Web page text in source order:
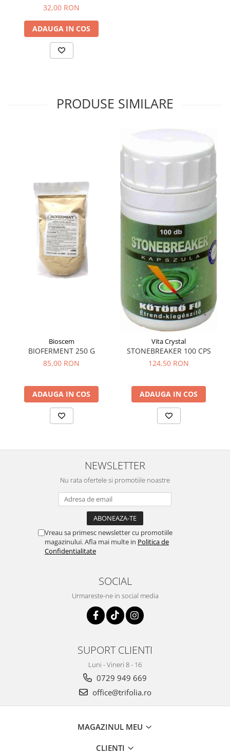
Remineralizare
Retenție apă
Sindromul colonului iritabil
Sistemul muscular
Spasme digestive
Splina si pancreas
Stabilizare psiho-emoțională
Stres oxidativ
Surmenaj școlar
venoasă
VItaminizare
Vulvovaginita Candidozica
Întineritor al pielii
Înțepături de insecte
32,00 RON
ADAUGA IN COS
PRODUSE SIMILARE
Bioscem
BIOFERMENT 250 G
85,00 RON
ADAUGA IN COS
Vita Crystal
STONEBREAKER 100 CPS
124,50 RON
ADAUGA IN COS
NEWSLETTER
Nu rata ofertele si promotiile noastre
Vreau sa primesc newsletter cu promotiile
magazinului. Afla mai multe in Politica de
Confidentialitate
SOCIAL
Urmareste-ne in social media
SUPORT CLIENTI
Luni - Vineri 8 - 16
0729 949 669
office@trifolia.ro
MAGAZINUL MEU
CLIENTI